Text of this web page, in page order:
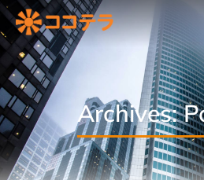
Archives: